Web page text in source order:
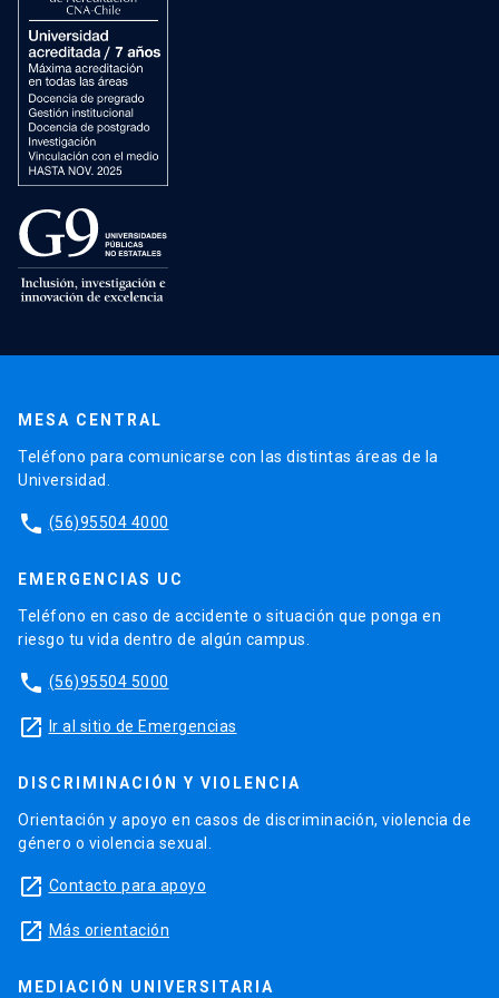
MESA CENTRAL
Teléfono para comunicarse con las distintas áreas de la
Universidad.
phone (56)95504 4000
EMERGENCIAS UC
Teléfono en caso de accidente o situación que ponga en
riesgo tu vida dentro de algún campus.
phone (56)95504 5000
launch Ir al sitio de Emergencias
DISCRIMINACIÓN Y VIOLENCIA
Orientación y apoyo en casos de discriminación, violencia de
género o violencia sexual.
launch Contacto para apoyo
launch Más orientación
MEDIACIÓN UNIVERSITARIA